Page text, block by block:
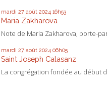
mardi 27 août 2024 16h53
Maria Zakharova
Note de Maria Zakharova, porte-
mardi 27 août 2024 06h05
Saint Joseph Calasanz
La congrégation fondée au début